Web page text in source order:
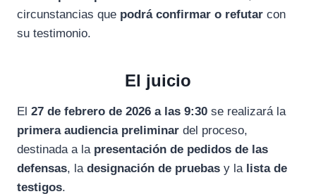
circunstancias que podrá confirmar o refutar con
su testimonio.
El juicio
El 27 de febrero de 2026 a las 9:30 se realizará la
primera audiencia preliminar del proceso,
destinada a la presentación de pedidos de las
defensas, la designación de pruebas y la lista de
testigos.